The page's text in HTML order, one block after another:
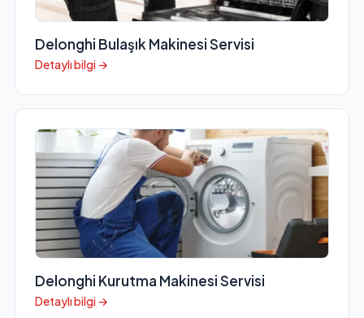
Delonghi Bulaşık Makinesi Servisi
Detaylı bilgi →
Delonghi Kurutma Makinesi Servisi
Detaylı bilgi →